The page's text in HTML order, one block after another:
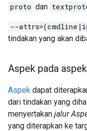
proto dan
--
tindakan yang akan
Aspek pada aspek
Aspek dapat
dari tindakan yang
menyertakan jalur
yang diterapkan ke